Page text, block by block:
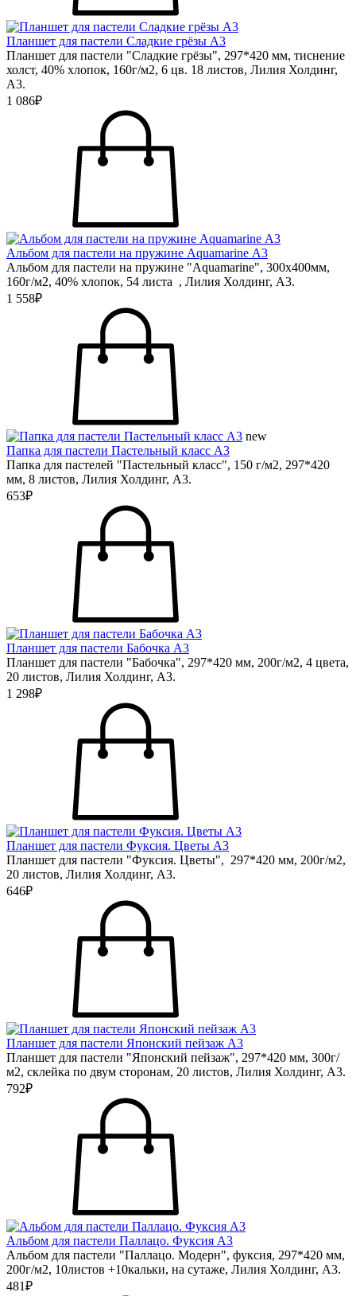
Планшет для пастели Сладкие грёзы А3
Планшет для пастели "Сладкие грёзы", 297*420 мм, тиснение
холст, 40% хлопок, 160г/м2, 6 цв. 18 листов, Лилия Холдинг,
А3.
1 086₽
Альбом для пастели на пружине Aquamarine А3
Альбом для пастели на пружине "Aquamarine", 300х400мм,
160г/м2, 40% хлопок, 54 листа , Лилия Холдинг, А3.
1 558₽
new
Папка для пастели Пастельный класс А3
Папка для пастелей "Пастельный класс", 150 г/м2, 297*420
мм, 8 листов, Лилия Холдинг, А3.
653₽
Планшет для пастели Бабочка А3
Планшет для пастели "Бабочка", 297*420 мм, 200г/м2, 4 цвета,
20 листов, Лилия Холдинг, А3.
1 298₽
Планшет для пастели Фуксия. Цветы А3
Планшет для пастели "Фуксия. Цветы", 297*420 мм, 200г/м2,
20 листов, Лилия Холдинг, А3.
646₽
Планшет для пастели Японский пейзаж А3
Планшет для пастели "Японский пейзаж", 297*420 мм, 300г/
м2, склейка по двум сторонам, 20 листов, Лилия Холдинг, А3.
792₽
Альбом для пастели Паллацо. Фуксия А3
Альбом для пастели "Паллацо. Модерн", фуксия, 297*420 мм,
200г/м2, 10листов +10кальки, на сутаже, Лилия Холдинг, А3.
481₽